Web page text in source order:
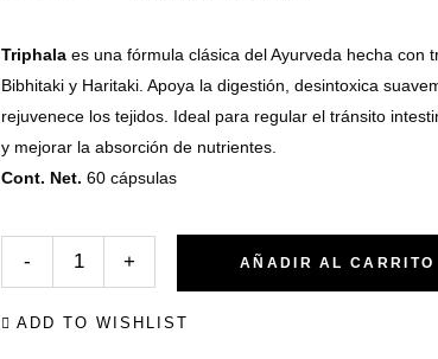
Triphala es una fórmula clásica del Ayurveda hecha con
Bibhitaki y Haritaki. Apoya la digestión, desintoxica
rejuvenece los tejidos. Ideal para regular el tránsito
y mejorar la absorción de nutrientes.
Cont. Net. 60 cápsulas
Cápsulas
AÑADIR AL CARRITO
ADD TO WISHLIST